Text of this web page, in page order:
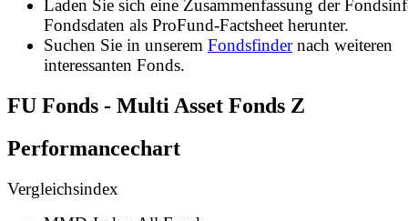
Laden Sie sich eine Zusammenfassung der
Fondsdaten als ProFund-Factsheet herunter.
Suchen Sie in unserem Fondsfindernach weiteren
interessanten Fonds.
FU Fonds - Multi Asset Fonds Z
Performancechart
Vergleichsindex